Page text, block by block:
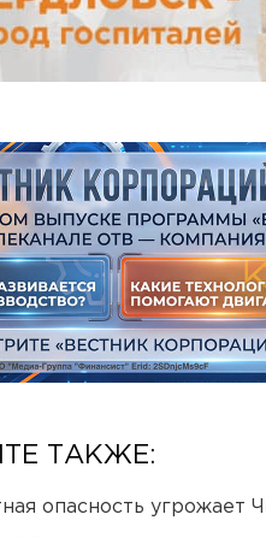
ТАКЖЕ:
опасность угрожает